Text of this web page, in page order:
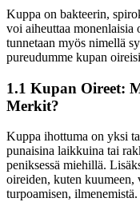
Kuppa on bakteerin,
voi aiheuttaa monenlaisia
tunnetaan myös nimellä
pureudumme kupan
1.1 Kupan Oireet:
Merkit?
Kuppa ihottuma on yksi
punaisina laikkuina tai
peniksessä miehillä.
oireiden, kuten kuumeen,
turpoamisen, ilmenemistä.